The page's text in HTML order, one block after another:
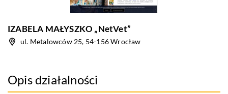
IZABELA MAŁYSZKO „NetVet”
ul. Metalowców 25, 54-156 Wrocław
Opis działalności